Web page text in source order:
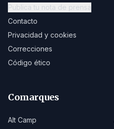
Publica tu nota de prensa
Contacto
Privacidad y cookies
Correcciones
Código ético
Comarques
Alt Camp